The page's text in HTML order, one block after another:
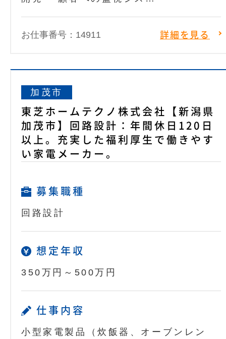
お仕事番号：14911 詳細を見る
加茂市
東芝ホームテクノ株式会社【新潟県
加茂市】回路設計：年間休日120日
以上。充実した福利厚生で働きやす
い家電メーカー。
募集職種
回路設計
想定年収
350万円～500万円
仕事内容
小型家電製品（炊飯器、オーブンレン